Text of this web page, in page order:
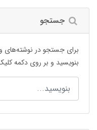
جستجو
برای جستجو در نوشته‌های
بنویسید و بر روی دکمه